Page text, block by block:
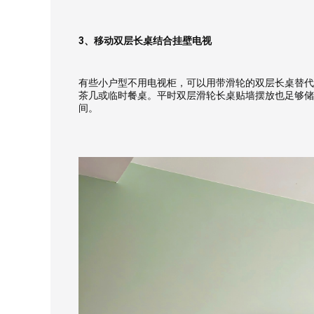
3、移动双层长桌结合挂壁电视
有些小户型不用电视柜，可以用带滑轮的双层长桌替
茶几或临时餐桌。平时双层滑轮长桌贴墙摆放也足够
间。